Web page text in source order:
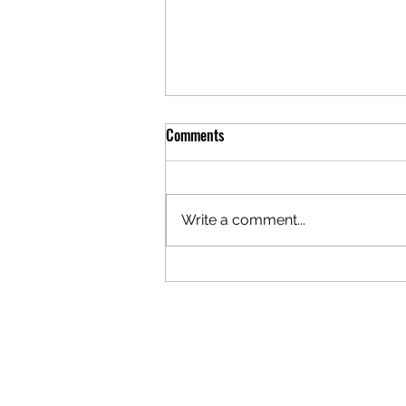
Caterham SS600: Synergy Driver
Comments
Write a comment...